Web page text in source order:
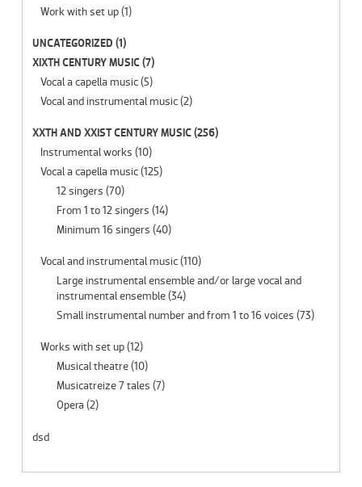
Work with set up(1)
UNCATEGORIZED (1)
XIXTH CENTURY MUSIC(7)
Vocal a capella music(5)
Vocal and instrumental music(2)
XXTH AND XXIST CENTURY MUSIC(256)
Instrumental works (10)
Vocal a capella music(125)
12 singers (70)
From 1 to 12 singers (14)
Minimum 16 singers (40)
Vocal and instrumental music(110)
Large instrumental ensemble and/or large vocal and
instrumental ensemble(34)
Small instrumental number and from 1 to 16 voices (73)
Works with set up(12)
Musical theatre(10)
Musicatreize 7 tales (7)
Opera (2)
dsd